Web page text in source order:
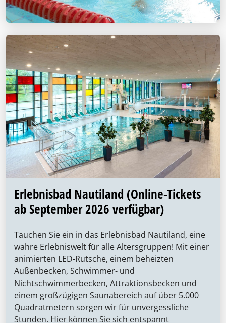
Erlebnisbad Nautiland (Online-Tickets
ab September 2026 verfügbar)
Tauchen Sie ein in das Erlebnisbad Nautiland, eine
wahre Erlebniswelt für alle Altersgruppen! Mit einer
animierten LED-Rutsche, einem beheizten
Außenbecken, Schwimmer- und
Nichtschwimmerbecken, Attraktionsbecken und
einem großzügigen Saunabereich auf über 5.000
Quadratmetern sorgen wir für unvergessliche
Stunden. Hier können Sie sich entspannt